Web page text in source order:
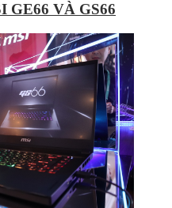
GE66 VÀ GS66